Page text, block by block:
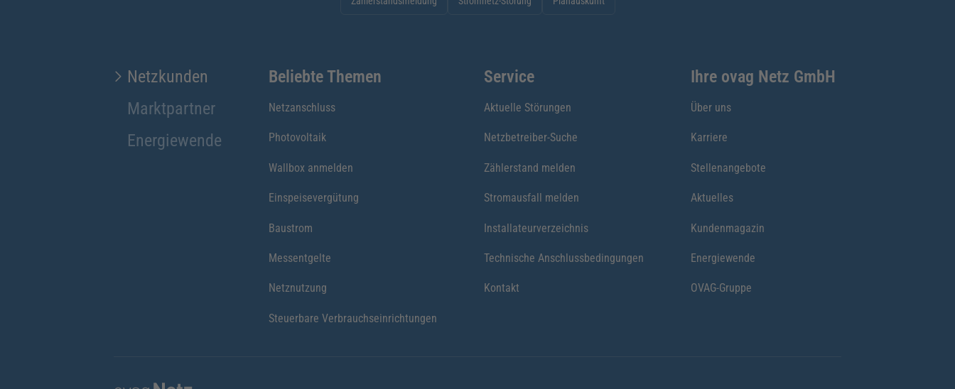
Netzkunden
Marktpartner
Energiewende
Beliebte Themen
Netzanschluss
Photovoltaik
Wallbox anmelden
Einspeisevergütung
Baustrom
Messentgelte
Netznutzung
Steuerbare Verbrauchseinrichtungen
Service
Aktuelle Störungen
Netzbetreiber-Suche
Zählerstand melden
Stromausfall melden
Installateurverzeichnis
Technische Anschlussbedingungen
Kontakt
Ihre ovag Netz GmbH
Über uns
Karriere
Stellenangebote
Aktuelles
Kundenmagazin
Energiewende
OVAG-Gruppe